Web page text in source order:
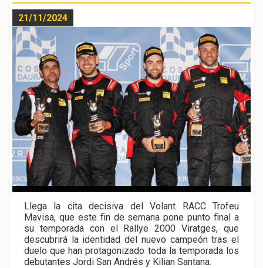
21/11/2024
Llega la cita decisiva del Volant RACC Trofeu
Mavisa, que este fin de semana pone punto final a
su temporada con el Rallye 2000 Viratges, que
descubrirá la identidad del nuevo campeón tras el
duelo que han protagonizado toda la temporada los
debutantes Jordi San Andrés y Kilian Santana.